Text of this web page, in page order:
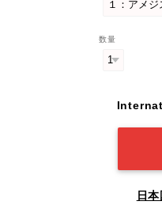
数量
日